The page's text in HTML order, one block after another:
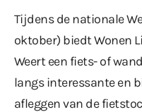
Tijdens de nationale
oktober) biedt Wonen
Weert een fiets- of
langs interessante en
afleggen van de